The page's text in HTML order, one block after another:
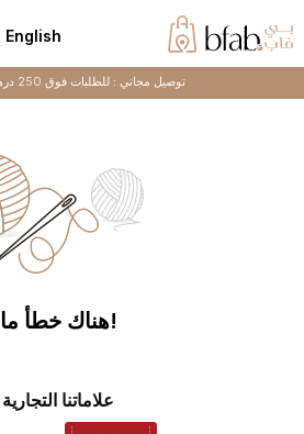
English
توصيل مجاني : للطلبات فوق 250 درهم إماراتي
!هناك خطأ ما
علاماتنا التجارية